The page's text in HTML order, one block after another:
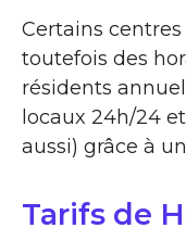
Certains
toutefois des
résidents
locaux 24h/24
aussi) grâce à
Tarifs de